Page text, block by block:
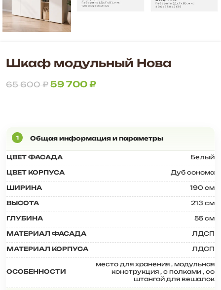
Шкаф модульный Нова
65 600₽ 59 700₽
ЦВЕТ ФАСАДА Белый
ЦВЕТ КОРПУСА Дуб сонома
ШИРИНА 190 см
ВЫСОТА 213 см
ГЛУБИНА 55 см
МАТЕРИАЛ ФАСАДА ЛДСП
МАТЕРИАЛ КОРПУСА ЛДСП
ОСОБЕННОСТИ
место для хранения , модульная
конструкция , с полками , со
штангой для вешалок